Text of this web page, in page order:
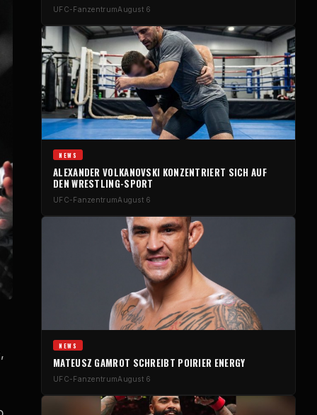
UFC-FanzentrumAugust 6
NEWS
ALEXANDER VOLKANOVSKI KONZENTRIERT SICH AUF
DEN WRESTLING-SPORT
UFC-FanzentrumAugust 6
NEWS
MATEUSZ GAMROT SCHREIBT POIRIER ENERGY
UFC-FanzentrumAugust 6